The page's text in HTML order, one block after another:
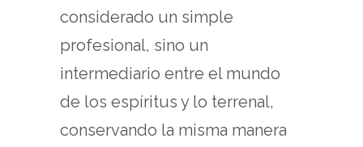
considerado un simple
profesional, sino un
intermediario entre el mundo
de los espíritus y lo terrenal,
conservando la misma manera